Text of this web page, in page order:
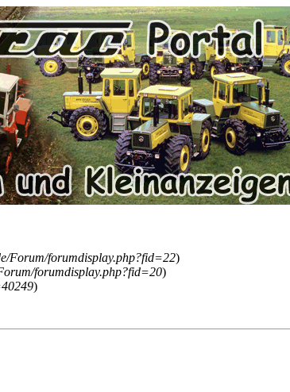
Forum/forumdisplay.php?fid=22)
forumdisplay.php?fid=20)
)